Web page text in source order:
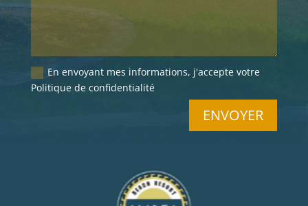
En envoyant mes informations, j'accepte votre
Politique de confidentialité
ENVOYER